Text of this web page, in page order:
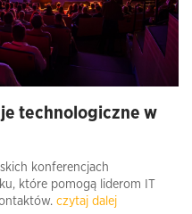
technologiczne w
konferencjach
które pomogą liderom IT
czytaj dalej